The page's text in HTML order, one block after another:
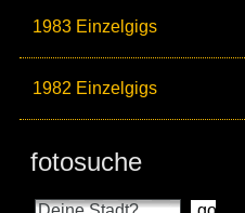
1983 Einzelgigs
1982 Einzelgigs
fotosuche